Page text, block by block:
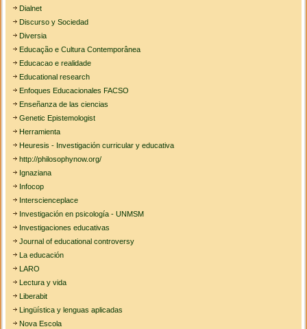
Dialnet
Discurso y Sociedad
Diversia
Educação e Cultura Contemporânea
Educacao e realidade
Educational research
Enfoques Educacionales FACSO
Enseñanza de las ciencias
Genetic Epistemologist
Herramienta
Heuresis - Investigación curricular y educativa
http://philosophynow.org/
Ignaziana
Infocop
Interscienceplace
Investigación en psicología - UNMSM
Investigaciones educativas
Journal of educational controversy
La educación
LARO
Lectura y vida
Liberabit
Lingüística y lenguas aplicadas
Nova Escola